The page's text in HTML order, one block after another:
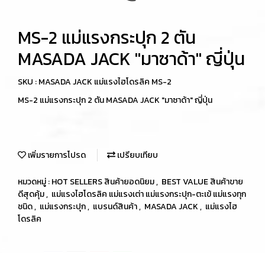
MS-2 แม่แรงกระปุก 2 ตัน
MASADA JACK "มาซาด้า" ญี่ปุ่น
SKU : MASADA JACK แม่แรงไฮโดรลิค MS-2
MS-2 แม่แรงกระปุก 2 ตัน MASADA JACK "มาซาด้า" ญี่ปุ่น
เพิ่มรายการโปรด เปรียบเทียบ
หมวดหมู่ :HOT SELLERS สินค้ายอดนิยม, BEST VALUE สินค้าขาย
ดีสุดคุ้ม, แม่แรงไฮโดรลิค แม่แรงเต่า แม่แรงกระปุก-ตะเข้ แม่แรงทุก
ชนิด, แม่แรงกระปุก, แบรนด์สินค้า, MASADA JACK, แม่แรงไฮ
โดรลิค